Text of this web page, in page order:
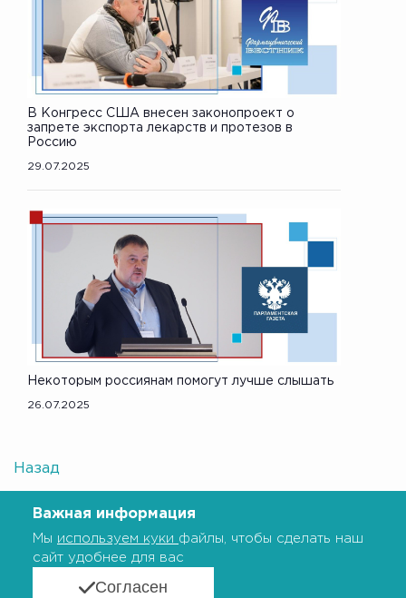
В Конгресс США внесен законопроект о
запрете экспорта лекарств и протезов в
Россию
29.07.2025
Некоторым россиянам помогут лучше слышать
26.07.2025
Назад
Важная информация
Мы используем куки файлы, чтобы сделать наш
сайт удобнее для вас
Согласен